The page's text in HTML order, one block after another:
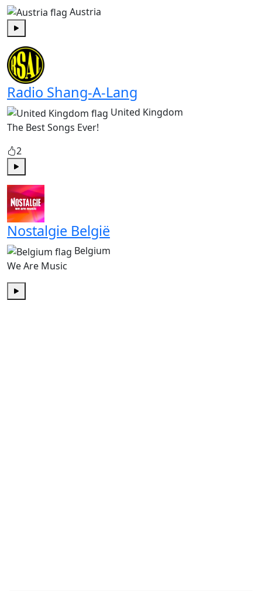
Austria
Radio Shang-A-Lang
United Kingdom
The Best Songs Ever!
2
Nostalgie België
Belgium
We Are Music
Play